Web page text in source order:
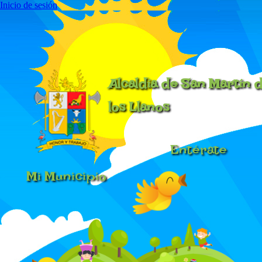
Inicio de sesión
Alcaldía de San Martín
los Llanos
Mi Municipio
Entérate